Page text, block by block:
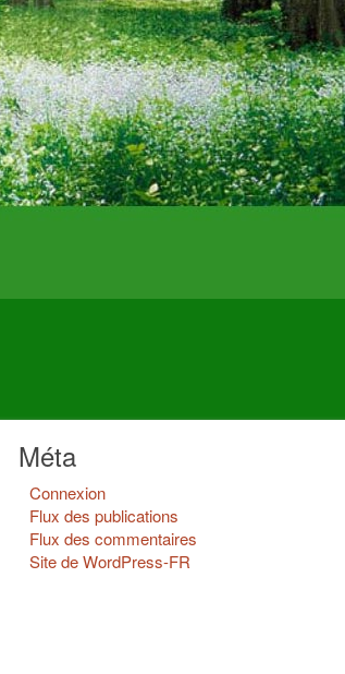
Méta
Connexion
Flux des publications
Flux des commentaires
Site de WordPress-FR